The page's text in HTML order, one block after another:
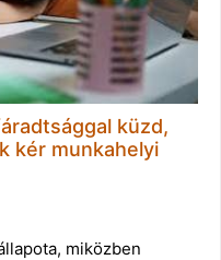
küzd,
kér munkahelyi
miközben